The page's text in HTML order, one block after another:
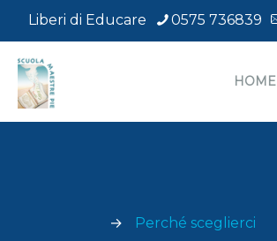
Liberi di Educare 0575 736839
HOME
→ Perché sceglierci